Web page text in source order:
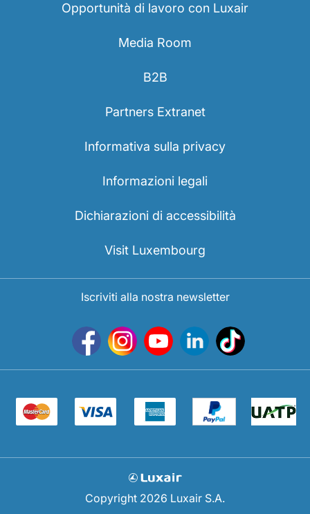
Opportunità di lavoro con Luxair
Media Room
B2B
Partners Extranet
Informativa sulla privacy
Informazioni legali
Dichiarazioni di accessibilità
Visit Luxembourg
Iscriviti alla nostra newsletter
Copyright 2026 Luxair S.A.